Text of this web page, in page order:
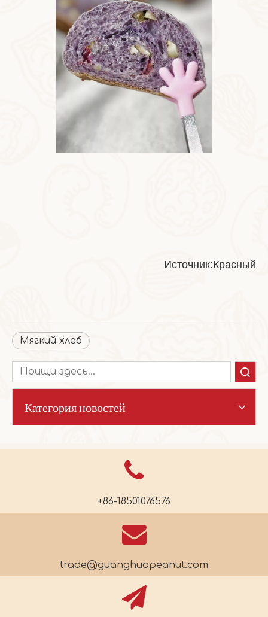
Источник:Красный
Мягкий хлеб
Категория новостей
+86-18501076576
trade@guanghuapeanut.com